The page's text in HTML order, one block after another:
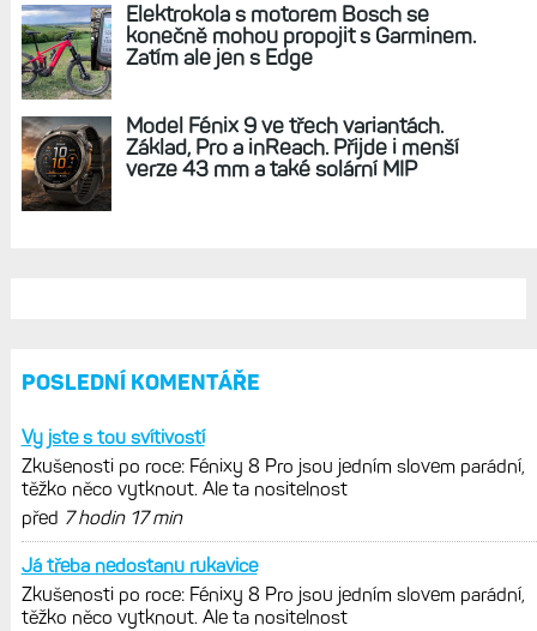
Elektrokola s motorem Bosch se
konečně mohou propojit s Garminem.
Zatím ale jen s Edge
Model Fénix 9 ve třech variantách.
Základ, Pro a inReach. Přijde i menší
verze 43 mm a také solární MIP
POSLEDNÍ KOMENTÁŘE
Vy jste s tou svítivostí
Zkušenosti po roce: Fénixy 8 Pro jsou jedním slovem parádní,
těžko něco vytknout. Ale ta nositelnost
před 7 hodin 17 min
Já třeba nedostanu rukavice
Zkušenosti po roce: Fénixy 8 Pro jsou jedním slovem parádní,
těžko něco vytknout. Ale ta nositelnost